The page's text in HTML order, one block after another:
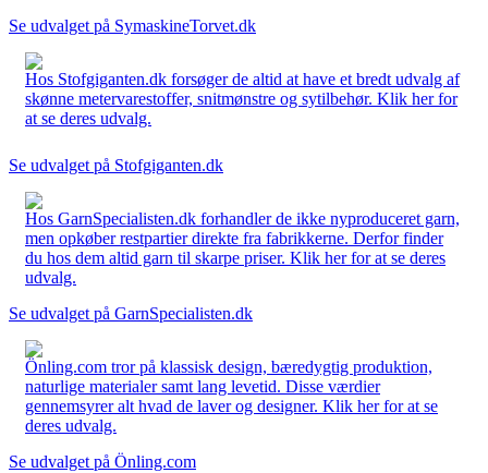
Se udvalget på SymaskineTorvet.dk
Hos Stofgiganten.dk forsøger de altid at have et bredt udvalg af
skønne metervarestoffer, snitmønstre og sytilbehør. Klik her for
at se deres udvalg.
Se udvalget på Stofgiganten.dk
Hos GarnSpecialisten.dk forhandler de ikke nyproduceret garn,
men opkøber restpartier direkte fra fabrikkerne. Derfor finder
du hos dem altid garn til skarpe priser. Klik her for at se deres
udvalg.
Se udvalget på GarnSpecialisten.dk
Önling.com tror på klassisk design, bæredygtig produktion,
naturlige materialer samt lang levetid. Disse værdier
gennemsyrer alt hvad de laver og designer. Klik her for at se
deres udvalg.
Se udvalget på Önling.com